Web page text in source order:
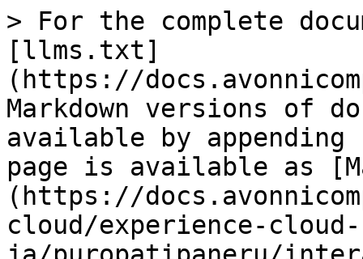
> For the complete
[llms.txt]
(https://
Markdown versions of
available by
page is available as
(https://
cloud/experience-cloud-